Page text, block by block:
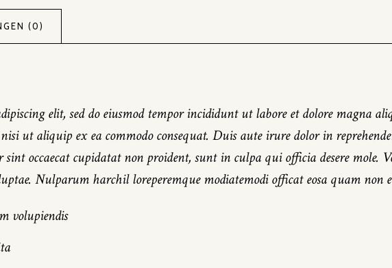
(0)
elit, sed do eiusmod tempor incididunt ut labore et dolore magna
ut aliquip ex ea commodo consequat. Duis aute irure dolor in
occaecat cupidatat non proident, sunt in culpa qui officia desere mole.
Nulparum harchil loreperemque modiatemodi officat eosa quam non
volupiendis